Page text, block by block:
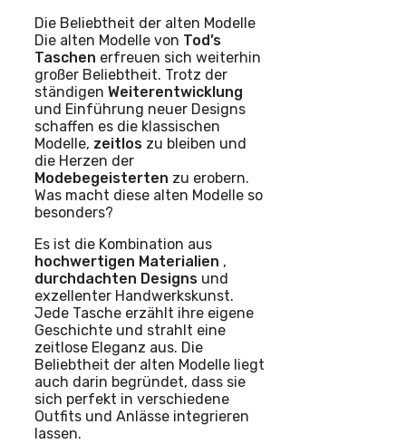
Die Beliebtheit der alten Modelle
Die alten Modelle von Tod’s
Taschen erfreuen sich weiterhin
großer Beliebtheit. Trotz der
ständigen Weiterentwicklung
und Einführung neuer Designs
schaffen es die klassischen
Modelle, zeitlos zu bleiben und
die Herzen der
Modebegeisterten zu erobern.
Was macht diese alten Modelle so
besonders?
Es ist die Kombination aus
hochwertigen Materialien ,
durchdachten Designs und
exzellenter Handwerkskunst.
Jede Tasche erzählt ihre eigene
Geschichte und strahlt eine
zeitlose Eleganz aus. Die
Beliebtheit der alten Modelle liegt
auch darin begründet, dass sie
sich perfekt in verschiedene
Outfits und Anlässe integrieren
lassen.